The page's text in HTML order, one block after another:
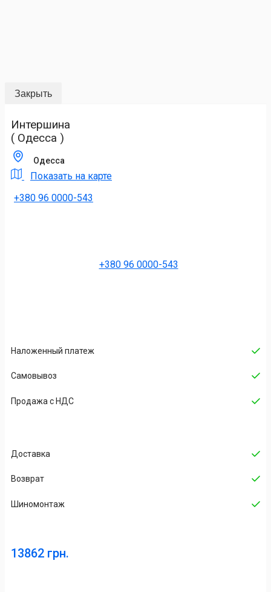
Закрыть
Интершина
( Одесса )
Одесса
Показать на карте
+380 96 0000-543
+380 96 0000-543
Наложенный платеж
Cамовывоз
Продажа с НДС
Доставка
Возврат
Шиномонтаж
13862 грн.